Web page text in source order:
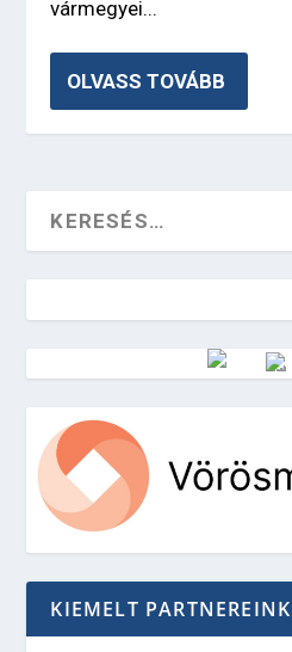
vármegyei...
OLVASS TOVÁBB
KIEMELT PARTNEREINK